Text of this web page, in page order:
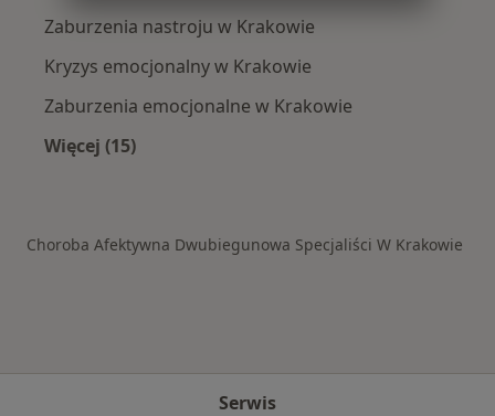
Zaburzenia nastroju w Krakowie
Kryzys emocjonalny w Krakowie
Zaburzenia emocjonalne w Krakowie
Więcej (15)
Choroba Afektywna Dwubiegunowa Specjaliści W Krakowie
Serwis